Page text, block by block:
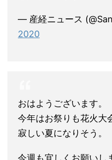
— 産経ニュース
2020
おはようございます。
今年はお祭りも花火大
寂しい夏になりそう。
今週も宜しくお願いし